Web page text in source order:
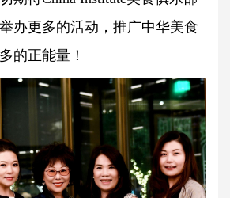
办更多的活动，推广中华美食
的正能量！